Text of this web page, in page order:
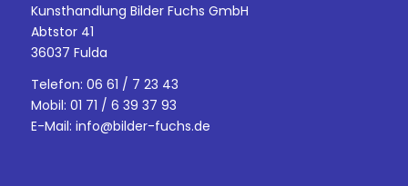
Kunsthandlung Bilder Fuchs GmbH
Abtstor 41
36037 Fulda
Telefon: 06 61 / 7 23 43
Mobil: 01 71 / 6 39 37 93
E-Mail: info@bilder-fuchs.de